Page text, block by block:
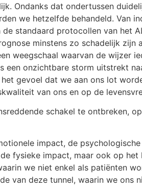
Ondanks dat ondertussen
we hetzelfde behandeld. Van
standaard protocollen van het
minstens zo schadelijk zijn
weegschaal waarvan de wijzer
onzichtbare storm uitstrekt
gevoel dat we aan ons lot
van ons en op de
schakel te ontbreken,
impact, de
fysieke impact, maar ook op
we niet enkel als patiënten
van deze tunnel, waarin we ons